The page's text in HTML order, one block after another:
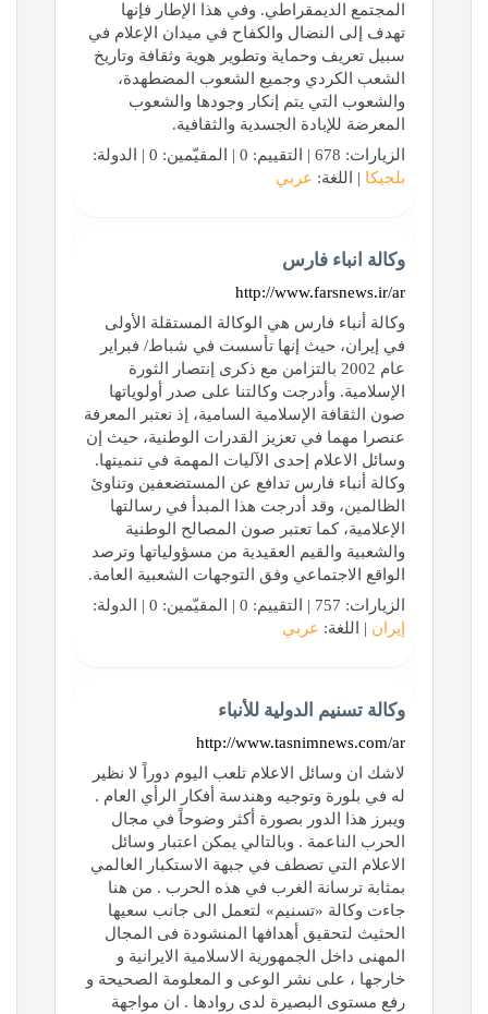
المجتمع الديمقراطي. وفي هذا الإطار فإنها
تهدف إلى النضال والكفاح في ميدان الإعلام في
سبيل تعريف وحماية وتطوير هوية وثقافة وتاريخ
الشعب الكردي وجميع الشعوب المضطهدة،
والشعوب التي يتم إنكار وجودها والشعوب
المعرضة للإبادة الجسدية والثقافية.
الزيارات: 678 | التقييم: 0 | المقيّمين: 0 | الدولة:
بلجيكا | اللغة: عربي
وكالة انباء فارس
http://www.farsnews.ir/ar
وکالة أنباء فارس هي الوكالة المستقلة الأولى
في إيران، حيث إنها تأسست في شباط/ فبراير
عام 2002 بالتزامن مع ذكرى إنتصار الثورة
الإسلامية. وأدرجت وكالتنا على صدر أولوياتها
صون الثقافة الإسلامية السامية، إذ نعتبر المعرفة
عنصرا مهما في تعزيز القدرات الوطنية، حیث إن
وسائل الاعلام إحدى الآليات المهمة في تنميتها.
وكالة أنباء فارس تدافع عن المستضعفين وتناوئ
الظالمين، وقد أدرجت هذا المبدأ في رسالتها
الإعلامية، كما تعتبر صون المصالح الوطنية
والشعبية والقيم العقيدية من مسؤولياتها وترصد
الواقع الاجتماعي وفق التوجهات الشعبية العامة.
الزيارات: 757 | التقييم: 0 | المقيّمين: 0 | الدولة:
إيران | اللغة: عربي
وکالة تسنیم الدولية للأنباء
http://www.tasnimnews.com/ar
لاشك ان وسائل الاعلام تلعب اليوم دوراً لا نظير
له في بلورة وتوجيه وهندسة أفكار الرأي العام .
ويبرز هذا الدور بصورة أكثر وضوحاً في مجال
الحرب الناعمة . وبالتالي يمكن اعتبار وسائل
الاعلام التي تصطف في جبهة الاستكبار العالمي
بمثابة ترسانة الغرب في هذه الحرب . من هنا
جاءت وکالة «تسنیم» لتعمل الى جانب سعیها
الحثیث لتحقیق أهدافها المنشودة فی المجال
المهنی داخل الجمهوریة الاسلامیة الایرانیة و
خارجها ، على نشر الوعی و المعلومة الصحیحة و
رفع مستوى البصیرة لدى روادها . ان مواجهة‌